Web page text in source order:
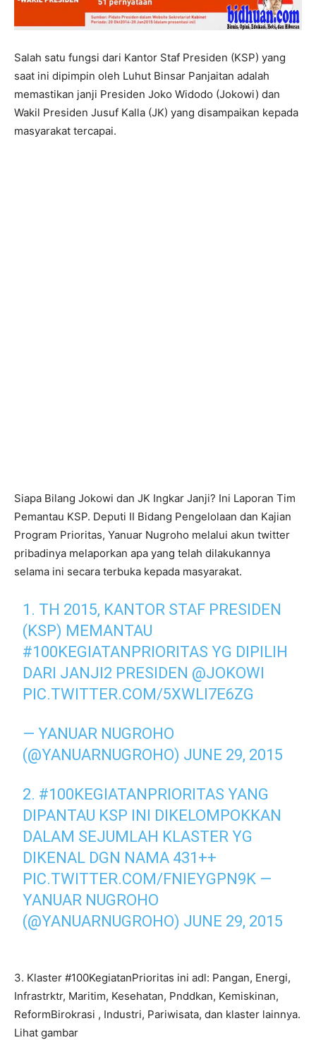
Salah satu fungsi dari Kantor Staf Presiden (KSP) yang
saat ini dipimpin oleh Luhut Binsar Panjaitan adalah
memastikan janji Presiden Joko Widodo (Jokowi) dan
Wakil Presiden Jusuf Kalla (JK) yang disampaikan kepada
masyarakat tercapai.
Siapa Bilang Jokowi dan JK Ingkar Janji? Ini Laporan Tim
Pemantau KSP. Deputi II Bidang Pengelolaan dan Kajian
Program Prioritas, Yanuar Nugroho melalui akun twitter
pribadinya melaporkan apa yang telah dilakukannya
selama ini secara terbuka kepada masyarakat.
1. TH 2015, KANTOR STAF PRESIDEN
(KSP) MEMANTAU
#100KEGIATANPRIORITAS YG DIPILIH
DARI JANJI2 PRESIDEN @JOKOWI
PIC.TWITTER.COM/5XWLI7E6ZG
— YANUAR NUGROHO
(@YANUARNUGROHO) JUNE 29, 2015
2. #100KEGIATANPRIORITAS YANG
DIPANTAU KSP INI DIKELOMPOKKAN
DALAM SEJUMLAH KLASTER YG
DIKENAL DGN NAMA 431++
PIC.TWITTER.COM/FNIEYGPN9K —
YANUAR NUGROHO
(@YANUARNUGROHO) JUNE 29, 2015
3. Klaster #100KegiatanPrioritas ini adl: Pangan, Energi,
Infrastrktr, Maritim, Kesehatan, Pnddkan, Kemiskinan,
ReformBirokrasi , Industri, Pariwisata, dan klaster lainnya.
Lihat gambar